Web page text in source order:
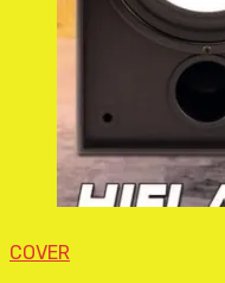
COVER